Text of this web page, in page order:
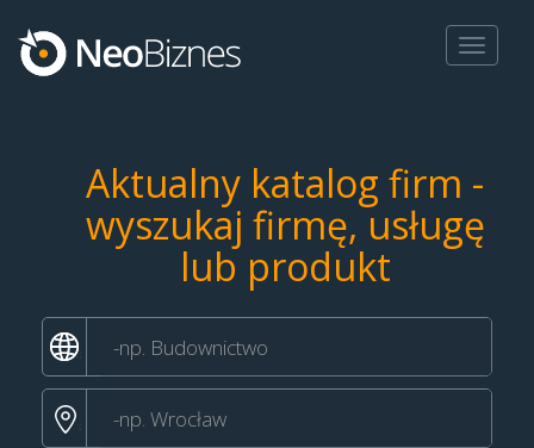
Toggle
Aktualny katalog firm -
wyszukaj firmę, usługę
lub produkt